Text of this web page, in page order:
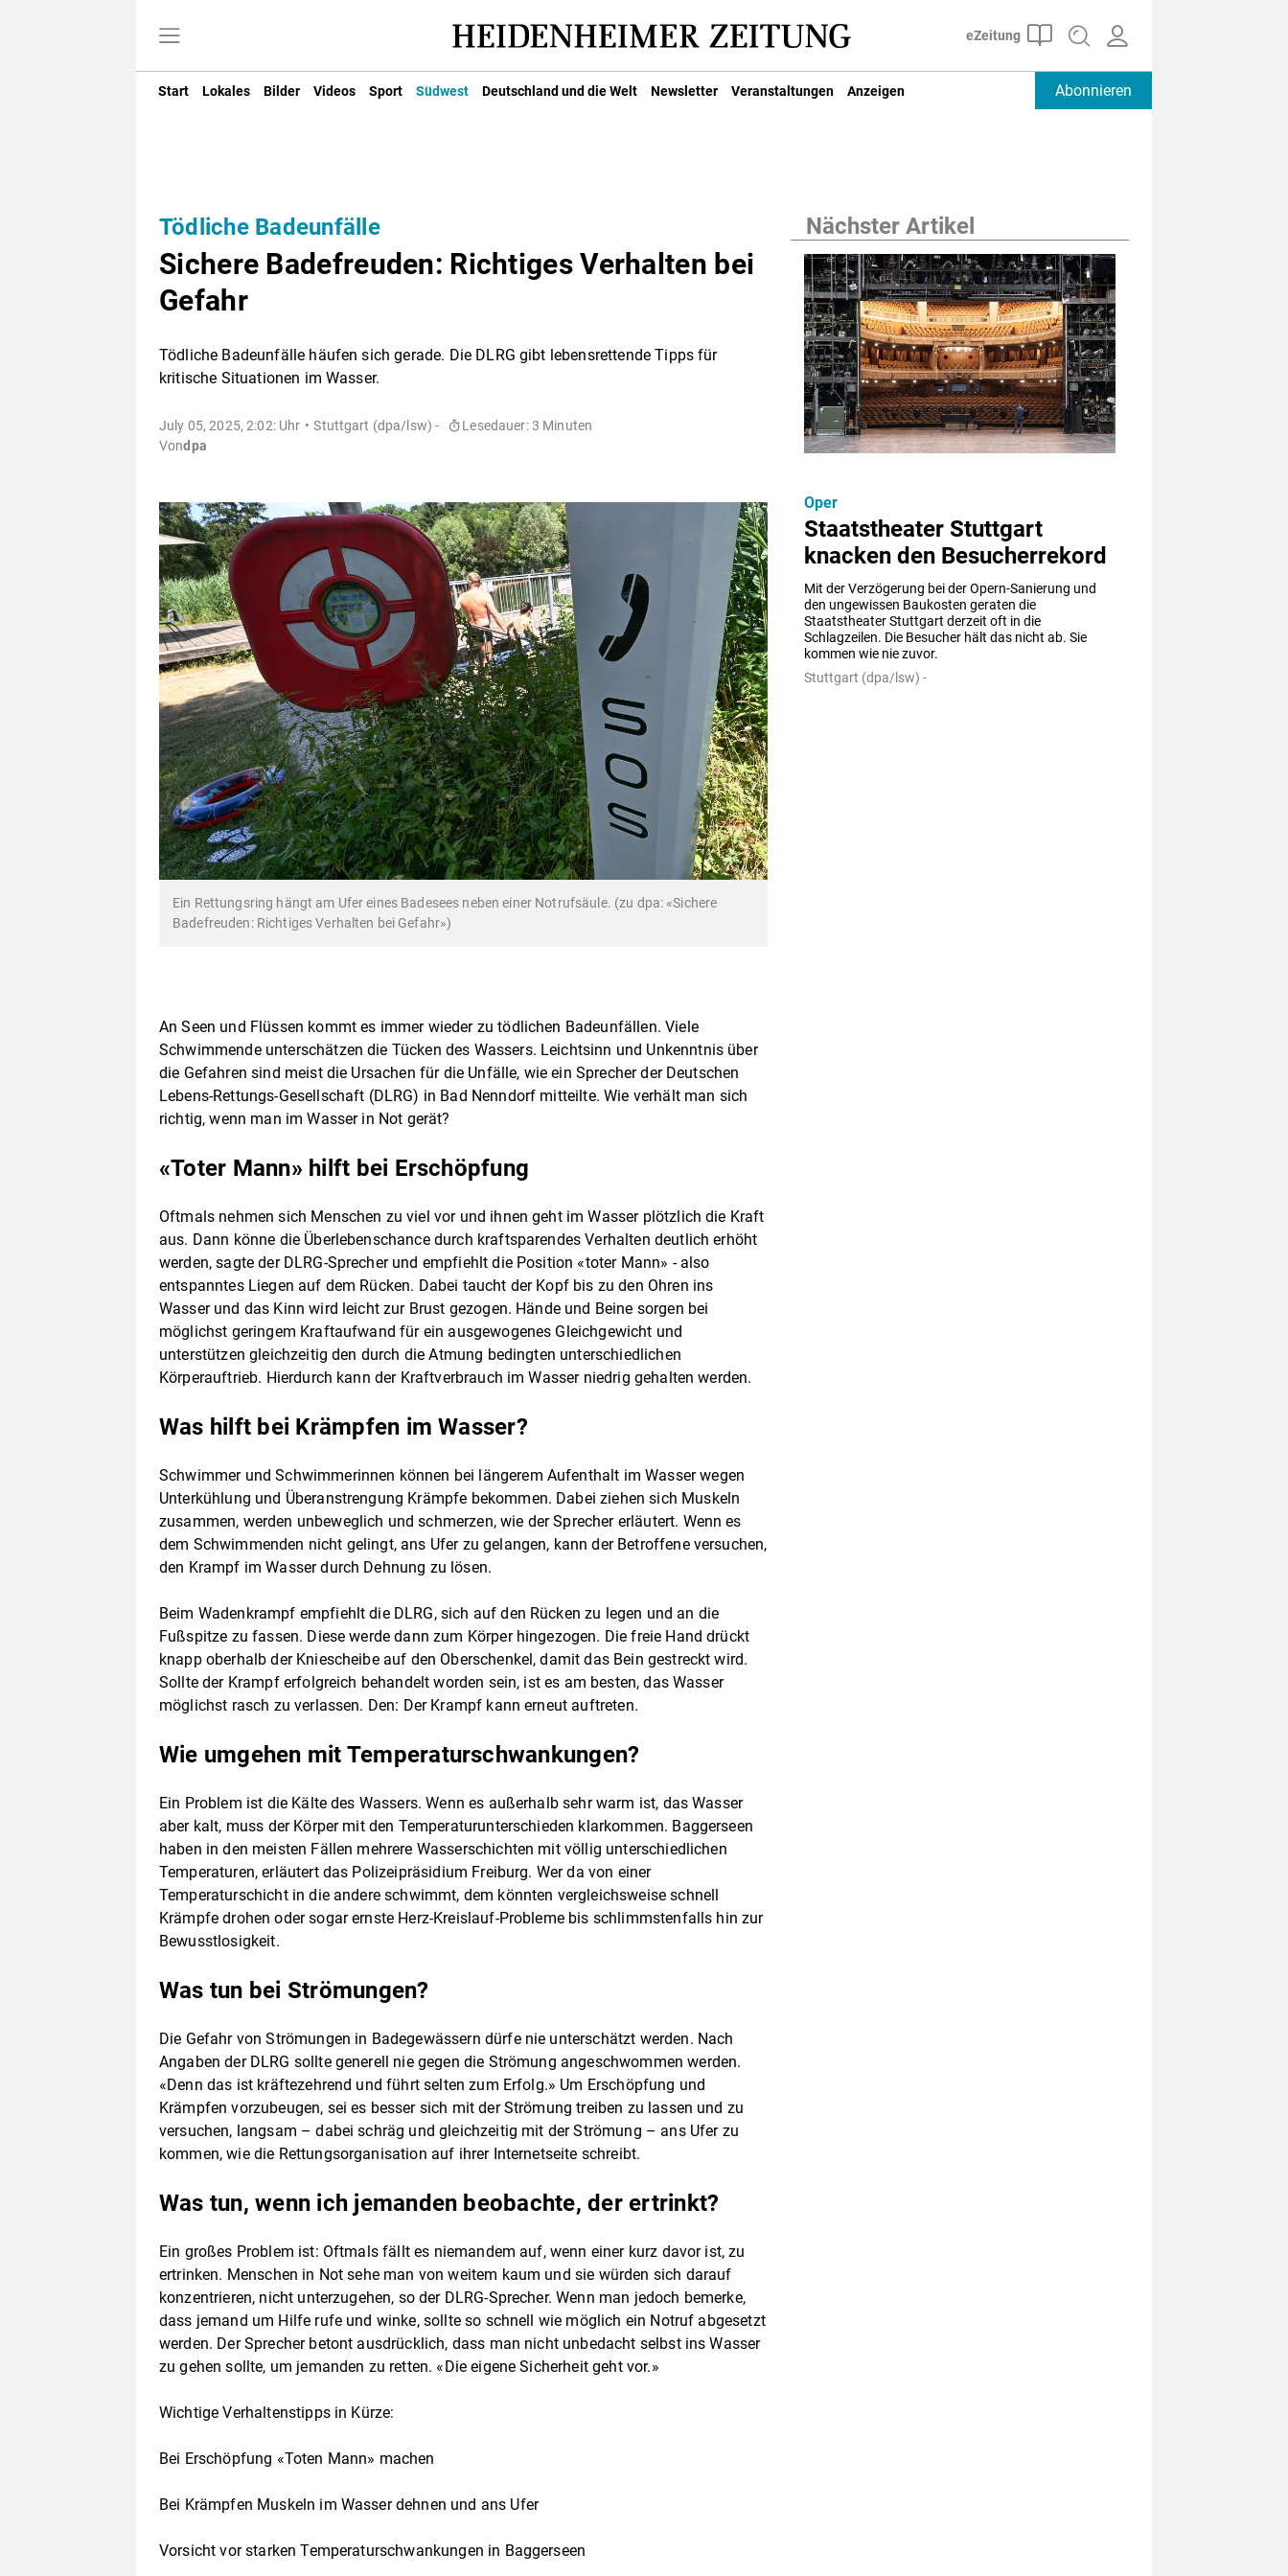
Start Lokales Bilder Videos Sport Südwest Deutschland und die Welt Newsletter Veranstaltungen Anzeigen Abonnieren
Tödliche Badeunfälle
Sichere Badefreuden: Richtiges Verhalten bei
Gefahr
Tödliche Badeunfälle häufen sich gerade. Die DLRG gibt lebensrettende Tipps für
kritische Situationen im Wasser.
July 05, 2025, 2:02: Uhr Stuttgart (dpa/lsw) -
Lesedauer: 3 Minuten
Vondpa
Ein Rettungsring hängt am Ufer eines Badesees neben einer Notrufsäule. (zu dpa: «Sichere
Badefreuden: Richtiges Verhalten bei Gefahr»)
An Seen und Flüssen kommt es immer wieder zu tödlichen Badeunfällen. Viele
Schwimmende unterschätzen die Tücken des Wassers. Leichtsinn und Unkenntnis über
die Gefahren sind meist die Ursachen für die Unfälle, wie ein Sprecher der Deutschen
Lebens-Rettungs-Gesellschaft (DLRG) in Bad Nenndorf mitteilte. Wie verhält man sich
richtig, wenn man im Wasser in Not gerät?
«Toter Mann» hilft bei Erschöpfung
Oftmals nehmen sich Menschen zu viel vor und ihnen geht im Wasser plötzlich die Kraft
aus. Dann könne die Überlebenschance durch kraftsparendes Verhalten deutlich erhöht
werden, sagte der DLRG-Sprecher und empfiehlt die Position «toter Mann» - also
entspanntes Liegen auf dem Rücken. Dabei taucht der Kopf bis zu den Ohren ins
Wasser und das Kinn wird leicht zur Brust gezogen. Hände und Beine sorgen bei
möglichst geringem Kraftaufwand für ein ausgewogenes Gleichgewicht und
unterstützen gleichzeitig den durch die Atmung bedingten unterschiedlichen
Körperauftrieb. Hierdurch kann der Kraftverbrauch im Wasser niedrig gehalten werden.
Was hilft bei Krämpfen im Wasser?
Schwimmer und Schwimmerinnen können bei längerem Aufenthalt im Wasser wegen
Unterkühlung und Überanstrengung Krämpfe bekommen. Dabei ziehen sich Muskeln
zusammen, werden unbeweglich und schmerzen, wie der Sprecher erläutert. Wenn es
dem Schwimmenden nicht gelingt, ans Ufer zu gelangen, kann der Betroffene versuchen,
den Krampf im Wasser durch Dehnung zu lösen.
Beim Wadenkrampf empfiehlt die DLRG, sich auf den Rücken zu legen und an die
Fußspitze zu fassen. Diese werde dann zum Körper hingezogen. Die freie Hand drückt
knapp oberhalb der Kniescheibe auf den Oberschenkel, damit das Bein gestreckt wird.
Sollte der Krampf erfolgreich behandelt worden sein, ist es am besten, das Wasser
möglichst rasch zu verlassen. Den: Der Krampf kann erneut auftreten.
Wie umgehen mit Temperaturschwankungen?
Ein Problem ist die Kälte des Wassers. Wenn es außerhalb sehr warm ist, das Wasser
aber kalt, muss der Körper mit den Temperaturunterschieden klarkommen. Baggerseen
haben in den meisten Fällen mehrere Wasserschichten mit völlig unterschiedlichen
Temperaturen, erläutert das Polizeipräsidium Freiburg. Wer da von einer
Temperaturschicht in die andere schwimmt, dem könnten vergleichsweise schnell
Krämpfe drohen oder sogar ernste Herz-Kreislauf-Probleme bis schlimmstenfalls hin zur
Bewusstlosigkeit.
Was tun bei Strömungen?
Die Gefahr von Strömungen in Badegewässern dürfe nie unterschätzt werden. Nach
Angaben der DLRG sollte generell nie gegen die Strömung angeschwommen werden.
«Denn das ist kräftezehrend und führt selten zum Erfolg.» Um Erschöpfung und
Krämpfen vorzubeugen, sei es besser sich mit der Strömung treiben zu lassen und zu
versuchen, langsam – dabei schräg und gleichzeitig mit der Strömung – ans Ufer zu
kommen, wie die Rettungsorganisation auf ihrer Internetseite schreibt.
Was tun, wenn ich jemanden beobachte, der ertrinkt?
Ein großes Problem ist: Oftmals fällt es niemandem auf, wenn einer kurz davor ist, zu
ertrinken. Menschen in Not sehe man von weitem kaum und sie würden sich darauf
konzentrieren, nicht unterzugehen, so der DLRG-Sprecher. Wenn man jedoch bemerke,
dass jemand um Hilfe rufe und winke, sollte so schnell wie möglich ein Notruf abgesetzt
werden. Der Sprecher betont ausdrücklich, dass man nicht unbedacht selbst ins Wasser
zu gehen sollte, um jemanden zu retten. «Die eigene Sicherheit geht vor.»
Wichtige Verhaltenstipps in Kürze:
Bei Erschöpfung «Toten Mann» machen
Bei Krämpfen Muskeln im Wasser dehnen und ans Ufer
Vorsicht vor starken Temperaturschwankungen in Baggerseen
Nächster Artikel
Staatstheater Stuttgart
knacken den Besucherrekord
Mit der Verzögerung bei der Opern-Sanierung und
den ungewissen Baukosten geraten die
Staatstheater Stuttgart derzeit oft in die
Schlagzeilen. Die Besucher hält das nicht ab. Sie
kommen wie nie zuvor.
Oper
Stuttgart (dpa/lsw) -